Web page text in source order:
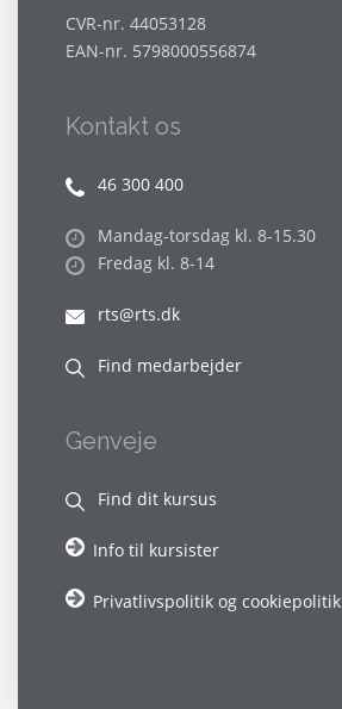
CVR-nr. 44053128
EAN-nr. 5798000556874
Kontakt os
46 300 400
Mandag-torsdag kl. 8-15.30
Fredag kl. 8-14
rts@rts.dk
Find medarbejder
Genveje
Find dit kursus
Info til kursister
Privatlivspolitik og cookiepolitik